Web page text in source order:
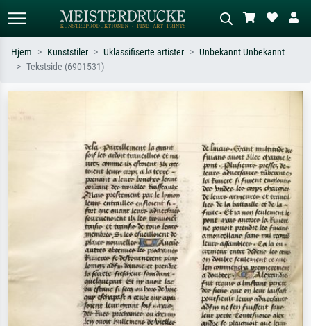
eksempel Monet, Stjernenatt,
Hjem Kunststiler Uklassifiserte artister
Unbekannt Unbekannt
Tekstside (6901531)